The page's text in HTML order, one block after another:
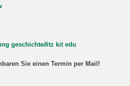
geschichte∂itz kit edu
Sie einen Termin per Mail!